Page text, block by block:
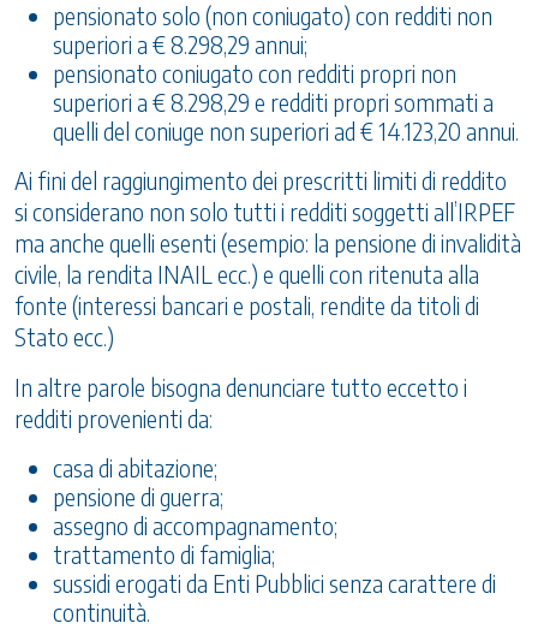
pensionato solo (non coniugato) con redditi non
superiori a € 8.298,29 annui;
pensionato coniugato con redditi propri non
superiori a € 8.298,29 e redditi propri sommati a
quelli del coniuge non superiori ad € 14.123,20 annui.
Ai fini del raggiungimento dei prescritti limiti di reddito
si considerano non solo tutti i redditi soggetti all’IRPEF
ma anche quelli esenti (esempio: la pensione di invalidità
civile, la rendita INAIL ecc.) e quelli con ritenuta alla
fonte (interessi bancari e postali, rendite da titoli di
Stato ecc.)
In altre parole bisogna denunciare tutto eccetto i
redditi provenienti da:
casa di abitazione;
pensione di guerra;
assegno di accompagnamento;
trattamento di famiglia;
sussidi erogati da Enti Pubblici senza carattere di
continuità.